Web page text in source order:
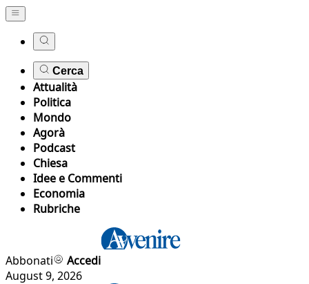
Cerca
Attualità
Politica
Mondo
Agorà
Podcast
Chiesa
Idee e Commenti
Economia
Rubriche
Abbonati
Accedi
August 9, 2026